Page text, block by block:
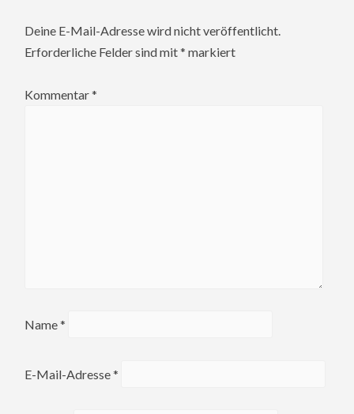
Deine E-Mail-Adresse wird nicht veröffentlicht.
Erforderliche Felder sind mit* markiert
Kommentar*
Name*
E-Mail-Adresse*